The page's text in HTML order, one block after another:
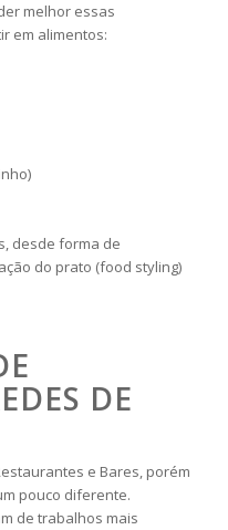
melhor essas
em alimentos:
desde forma de
do prato (food styling)
DE
e Bares, porém
pouco diferente.
de trabalhos mais